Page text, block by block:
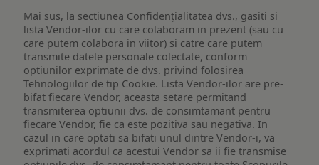
Mai sus, la sectiunea Confidențialitatea dvs., gasiti si
lista Vendor-ilor cu care colaboram in prezent (sau cu
care putem colabora in viitor) si catre care putem
transmite datele personale colectate, conform
optiunilor exprimate de dvs. privind folosirea
Tehnologiilor de tip Cookie. Lista Vendor-ilor are pre-
bifat fiecare Vendor, aceasta setare permitand
transmiterea optiunii dvs. de consimtamant pentru
fiecare Vendor, fie ca este pozitiva sau negativa. In
cazul in care optati sa bifati unul dintre Vendor-i, va
exprimati acordul ca acestui Vendor sa ii fie transmise